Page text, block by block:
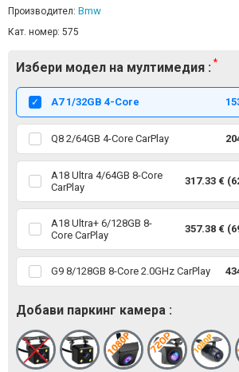
Производител: Bmw
Кат. номер: 575
Избери модел на мултимедия :
А7 1/32GB 4-Core
Q8 2/64GB 4-Core CarPlay
A18 Ultra 4/64GB 8-Core
CarPlay
317.33 €
A18 Ultra+ 6/128GB 8-
Core CarPlay
357.38 €
G9 8/128GB 8-Core 2.0GHz CarPlay
Добави паркинг камера :